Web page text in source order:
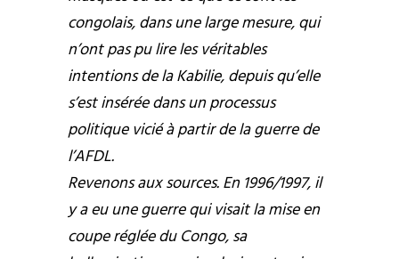
congolais, dans une large mesure, qui
n’ont pas pu lire les véritables
intentions de la Kabilie, depuis qu’elle
s’est insérée dans un processus
politique vicié à partir de la guerre de
l’AFDL.
Revenons aux sources. En 1996/1997, il
y a eu une guerre qui visait la mise en
coupe réglée du Congo, sa